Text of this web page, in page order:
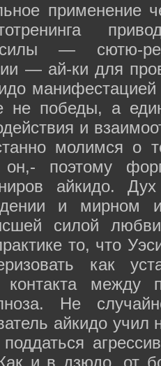
применение
силы — сютю-
— ай-ки для
не победы, а
и
молимся о
поэтому
айкидо.
и мирном
силой
то, что
как
контакта между
Не
айкидо учил
и в дзюдо, от